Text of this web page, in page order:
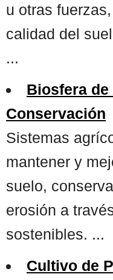
u otras
calidad del
...
Biosfera
Conservación
Sistemas
mantener y
suelo,
erosión a
sostenibles. ...
Cultivo de